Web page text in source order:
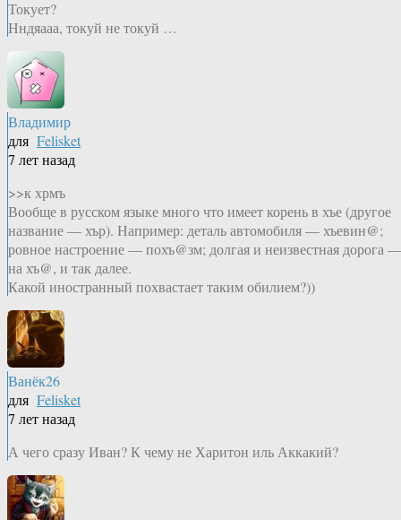
Токует?
Нндяааа, токуй не токуй …
Владимир
для Felisket
7 лет назад
>>к хрмъ
Вообще в русском языке много что имеет корень в хъе (другое
название — хър). Например: деталь автомобиля — хъевин@;
ровное настроение — похъ@зм; долгая и неизвестная дорога —
на хъ@, и так далее.
Какой иностранный похвастает таким обилием?))
Ванёк26
для Felisket
7 лет назад
А чего сразу Иван? К чему не Харитон иль Аккакий?